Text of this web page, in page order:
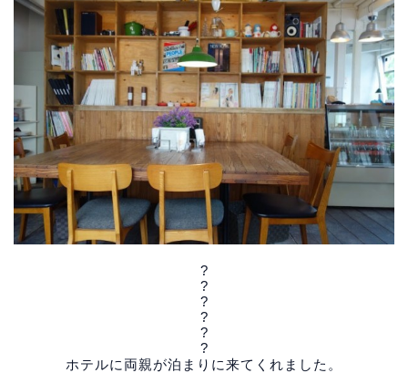
?
?
?
?
?
?
ホテルに両親が泊まりに来てくれました。